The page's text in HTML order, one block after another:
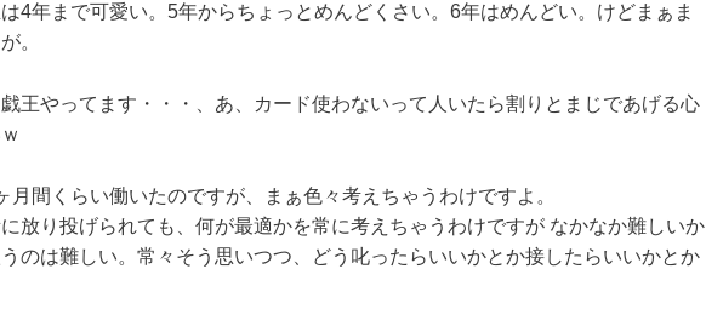
4年まで可愛い。5年からちょっとめんどくさい。6年はめんどい。けどまぁま
。
王やってます・・・、あ、カード使わないって人いたら割りとまじであげる心
月間くらい働いたのですが、まぁ色々考えちゃうわけですよ。
放り投げられても、何が最適かを常に考えちゃうわけですが なかなか難しいか
のは難しい。常々そう思いつつ、どう叱ったらいいかとか接したらいいかとか